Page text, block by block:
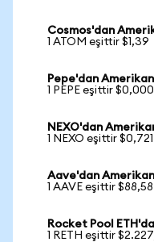
Cosmos'dan
1 ATOM eşittir $1,39
Pepe'dan
1 PEPE eşittir
NEXO'dan
1 NEXO eşittir
Aave'dan
1 AAVE eşittir $88,58
Rocket Pool
1 RETH eşittir